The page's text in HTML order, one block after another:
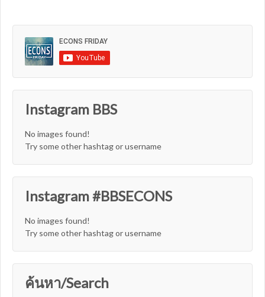
Instagram BBS
No images found!
Try some other hashtag or username
Instagram #BBSECONS
No images found!
Try some other hashtag or username
ค้นหา/Search